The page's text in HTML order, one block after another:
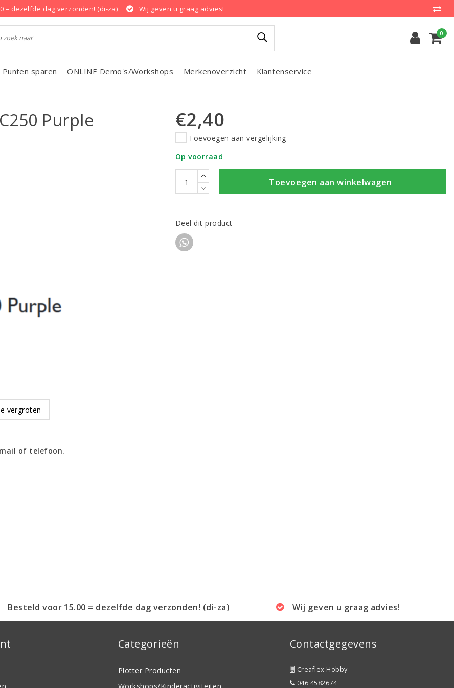
= dezelfde dag verzonden! (di-za) Wij geven u graag advies!
0
Punten sparen ONLINE Demo's/Workshops Merkenoverzicht Klantenservice
Purple
vergroten
€2,40
Toevoegen aan vergelijking
Op voorraad
Toevoegen aan winkelwagen
Deel dit product
of telefoon.
Besteld voor 15.00 = dezelfde dag verzonden! (di-za) Wij geven u graag advies!
Categorieën
Plotter Producten
Contactgegevens
Creaflex Hobby
046 4582674